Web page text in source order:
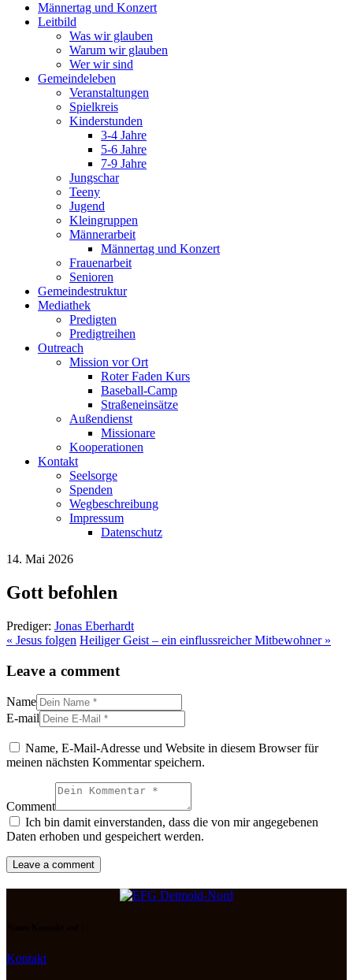
Männertag und Konzert
Leitbild
Was wir glauben
Warum wir glauben
Wer wir sind
Gemeindeleben
Veranstaltungen
Spielkreis
Kinderstunden
3-4 Jahre
5-6 Jahre
7-9 Jahre
Jungschar
Teeny
Jugend
Kleingruppen
Männerarbeit
Männertag und Konzert
Frauenarbeit
Senioren
Gemeindestruktur
Mediathek
Predigten
Predigtreihen
Outreach
Mission vor Ort
Roter Faden Kurs
Baseball-Camp
Straßeneinsätze
Außendienst
Missionare
Kooperationen
Kontakt
Seelsorge
Spenden
Wegbeschreibung
Impressum
Datenschutz
14. Mai 2026
Gott befohlen
Prediger: Jonas Eberhardt
« Jesus folgen Heiliger Geist – ein einflussreicher Mitbewohner »
Leave a comment
Name
E-mail
Name, E-Mail-Adresse und Website in diesem Browser für
meinen nächsten Kommentar speichern.
Comment
Ich bin damit einverstanden, dass die von mir angegebenen
Daten erhoben und gespeichert werden.
Kontakt